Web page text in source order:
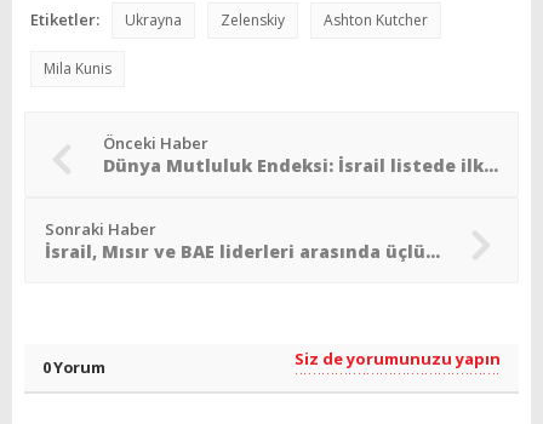
Etiketler: Ukrayna Zelenskiy Ashton Kutcher
Mila Kunis
Önceki Haber
Dünya Mutluluk Endeksi: İsrail listede ilk 10´da
Sonraki Haber
İsrail, Mısır ve BAE liderleri arasında üçlü zirve
0 Yorum Siz de yorumunuzu yapın